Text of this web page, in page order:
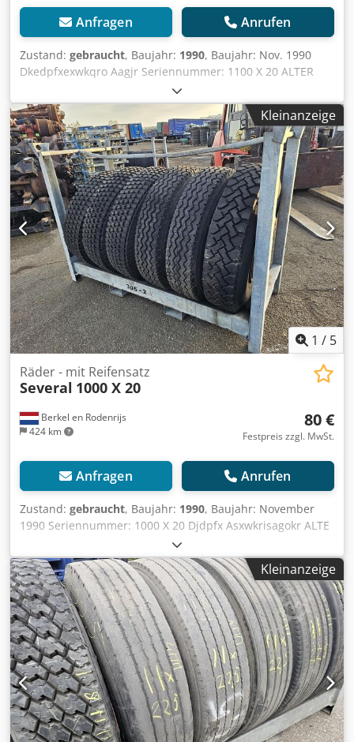
Anfragen Anrufen
Zustand: gebraucht, Baujahr: 1990, Baujahr: Nov. 1990
Dkedpfxexwkqro Aagjr Seriennummer: 1100 X 20 ALTER
GEBRAUCHTER ANHÄNGER, 10-LOCH-FELGEN.
Kleinanzeige
1 / 5
Berkel en Rodenrijs
424 km
Räder - mit Reifensatz
Several 1000 X 20
80 €
Festpreis zzgl. MwSt.
Anfragen Anrufen
Zustand: gebraucht, Baujahr: 1990, Baujahr: November
1990 Seriennummer: 1000 X 20 Djdpfx Asxwkrisagokr ALTE
ANHÄNGERREIFEN 1000 X 20 TRAKTION.
Kleinanzeige